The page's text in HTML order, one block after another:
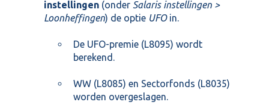
instellingen (onder Salaris instellingen >
Loonheffingen) de optie UFOin.
De UFO-premie (L8095) wordt
berekend.
WW (L8085) en Sectorfonds (L8035)
worden overgeslagen.